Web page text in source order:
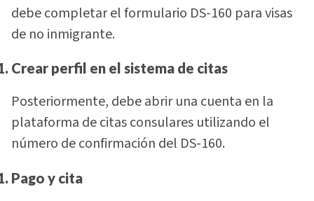
debe completar el formulario DS-160 para visas
de no inmigrante.
Crear perfil en el sistema de citas
Posteriormente, debe abrir una cuenta en la
plataforma de citas consulares utilizando el
número de confirmación del DS-160.
Pago y cita